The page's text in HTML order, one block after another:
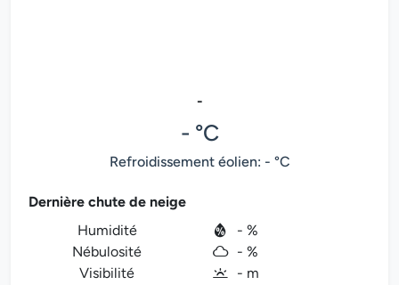
-
- °C
Refroidissement éolien: - °C
Dernière chute de neige
Humidité
- %
Nébulosité
- %
Visibilité
- m